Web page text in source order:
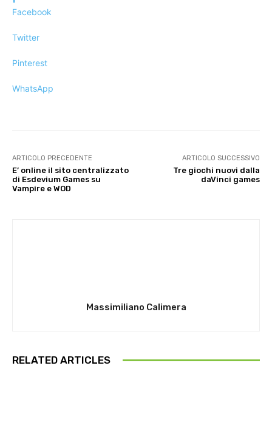
Facebook
Twitter
Pinterest
WhatsApp
ARTICOLO PRECEDENTE
E’ online il sito centralizzato
di Esdevium Games su
Vampire e WOD
ARTICOLO SUCCESSIVO
Tre giochi nuovi dalla
daVinci games
Massimiliano Calimera
RELATED ARTICLES